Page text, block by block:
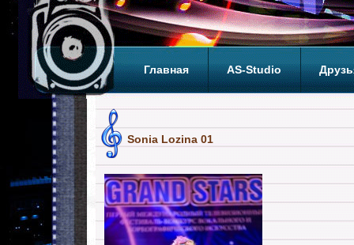
Главная AS-Studio
Sonia Lozina 01